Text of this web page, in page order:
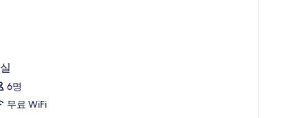
6명
무료 WiFi